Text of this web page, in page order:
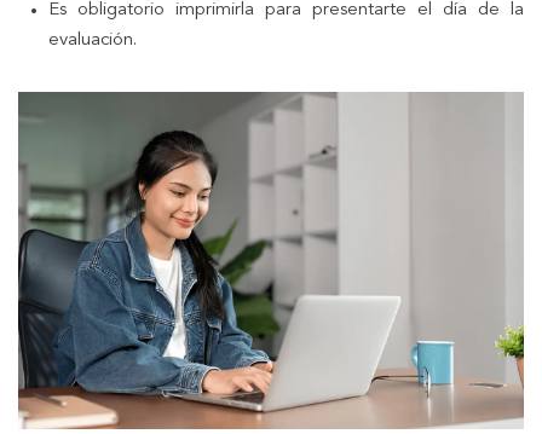
Es obligatorio imprimirla para presentarte el día de la
evaluación.